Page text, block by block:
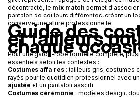
décontracté, le mix match permet d'associer
pantalon de couleurs différentes, créant un
conserve une allure professionnelle.
Guide des
et tailleurs
chaque
Pour une garde-robe formelle complète,
essentiels selon les contextes :
Costumes affaires : tailleurs gris, costumes
rayés pour le quotidien professionnel avec
ajustée et un pantalon assorti
Costumes cérémonie : modèles design,